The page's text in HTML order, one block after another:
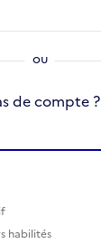
de compte ?
habilités